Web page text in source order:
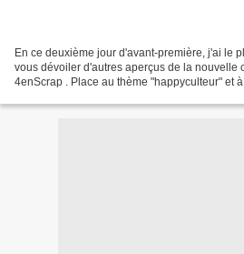
En ce deuxième jour d'avant-première, j'ai le
vous dévoiler d'autres aperçus de la nouvelle
4enScrap . Place au thème "happyculteur" et